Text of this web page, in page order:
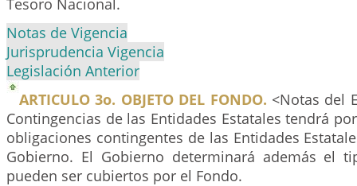
Tesoro Nacional.
Notas de Vigencia
Jurisprudencia Vigencia
Legislación Anterior
ARTICULO 3o. OBJETO DEL FONDO. <Notas del
Contingencias de las Entidades Estatales tendrá
obligaciones contingentes de las Entidades
Gobierno. El Gobierno determinará además el
pueden ser cubiertos por el Fondo.